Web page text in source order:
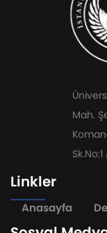
Mah.
Linkler
Anasayfa